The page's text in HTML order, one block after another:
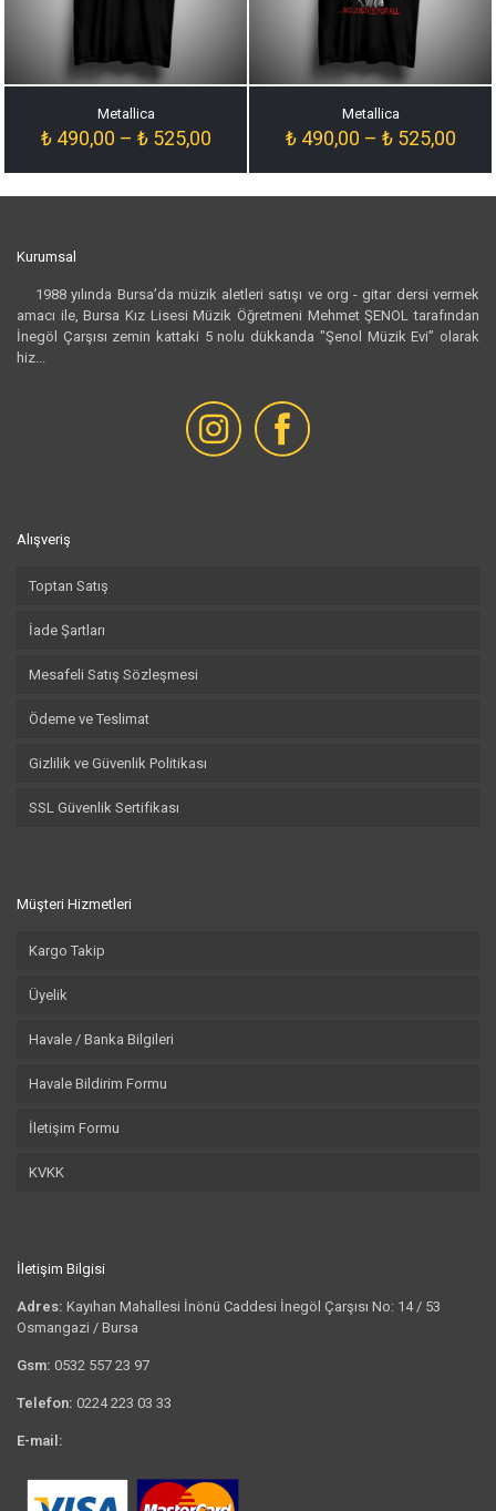
Metallica
₺490,00 – ₺525,00Fiyat
₺ 490,00
-
Metallica
₺490,00 – ₺525,00Fiyat
₺
-
Kurumsal
1988 yılında Bursa’da müzik aletleri satışı ve org - gitar dersi vermek
amacı ile, Bursa Kız Lisesi Müzik Öğretmeni Mehmet ŞENOL tarafından
İnegöl Çarşısı zemin kattaki 5 nolu dükkanda "Şenol Müzik Evi” olarak
hiz...
Alışveriş
Toptan Satış
İade Şartları
Mesafeli Satış Sözleşmesi
Ödeme ve Teslimat
Gizlilik ve Güvenlik Politikası
SSL Güvenlik Sertifikası
Müşteri Hizmetleri
Kargo Takip
Üyelik
Havale / Banka Bilgileri
Havale Bildirim Formu
İletişim Formu
KVKK
İletişim Bilgisi
Adres: Kayıhan Mahallesi İnönü Caddesi İnegöl Çarşısı No: 14 / 53
Osmangazi / Bursa
Gsm: 0532 557 23 97
Telefon: 0224 223 03 33
E-mail: